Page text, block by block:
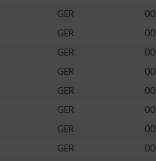
GER
GER
GER
GER
GER
GER
GER
GER